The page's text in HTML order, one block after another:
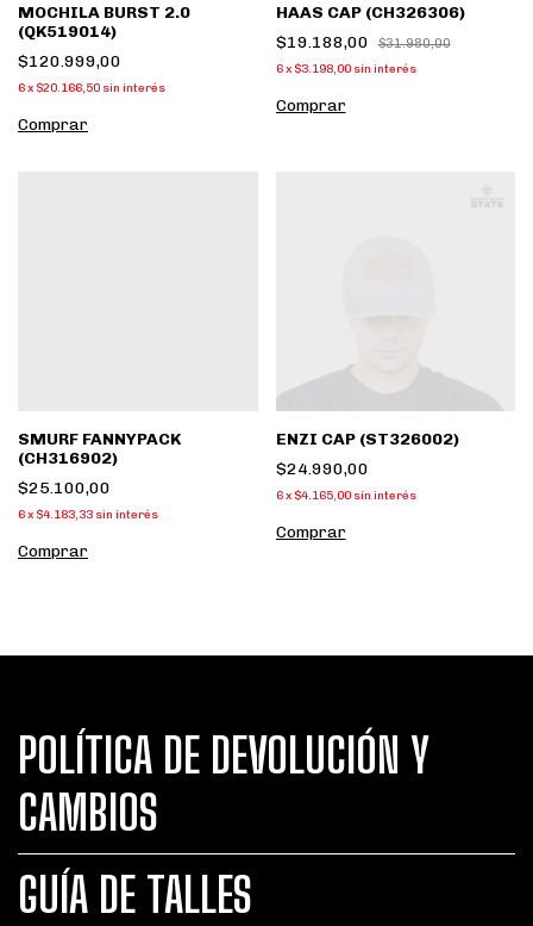
MOCHILA BURST 2.0
(QK519014)
$120.999,00
6x $20.166,50 sin interés
Comprar
HAAS CAP (CH326306)
$19.188,00
$31.980,00
6 x $3.198,00 sin interés
Comprar
SMURF FANNYPACK
(CH316902)
$25.100,00
6x $4.183,33 sin interés
ENZI CAP (ST326002)
$24.990,00
6 x $4.165,00 sin interés
Comprar
POLÍTICA DE DEVOLUCIÓN Y
CAMBIOS
GUÍA DE TALLES